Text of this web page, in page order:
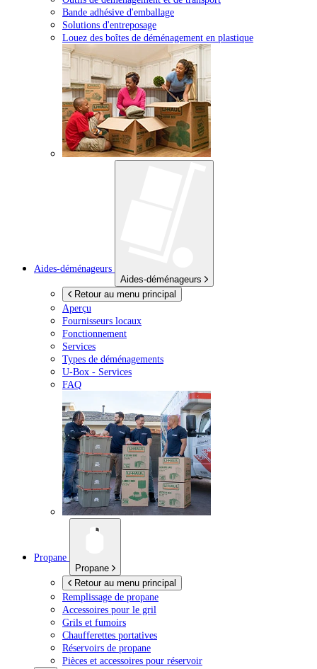
Bande adhésive d'emballage
Solutions d'entreposage
Louez des boîtes de déménagement en plastique
Aides-déménageurs
Aides-déménageurs
Retour au menu principal
Aperçu
Fournisseurs locaux
Fonctionnement
Services
Types de déménagements
U-Box - Services
FAQ
Propane
Propane
Retour au menu principal
Remplissage de propane
Accessoires pour le gril
Grils et fumoirs
Chaufferettes portatives
Réservoirs de propane
Pièces et accessoires pour réservoir